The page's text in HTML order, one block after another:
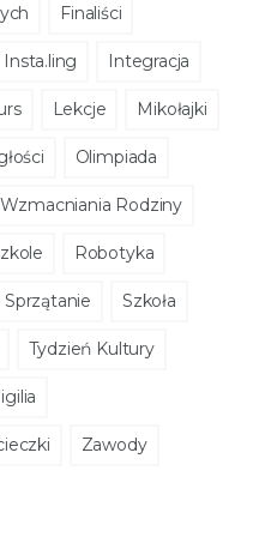
Finaliści
Insta.ling Integracja
Lekcje Mikołajki
Olimpiada
Rodziny
Robotyka
Sprzątanie Szkoła
Tydzień Kultury
Zawody